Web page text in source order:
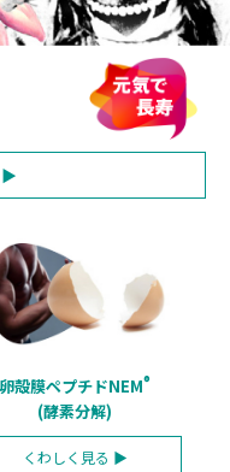
▶
卵殻膜ペプチドNEM®
(酵素分解)
くわしく 見る ▶